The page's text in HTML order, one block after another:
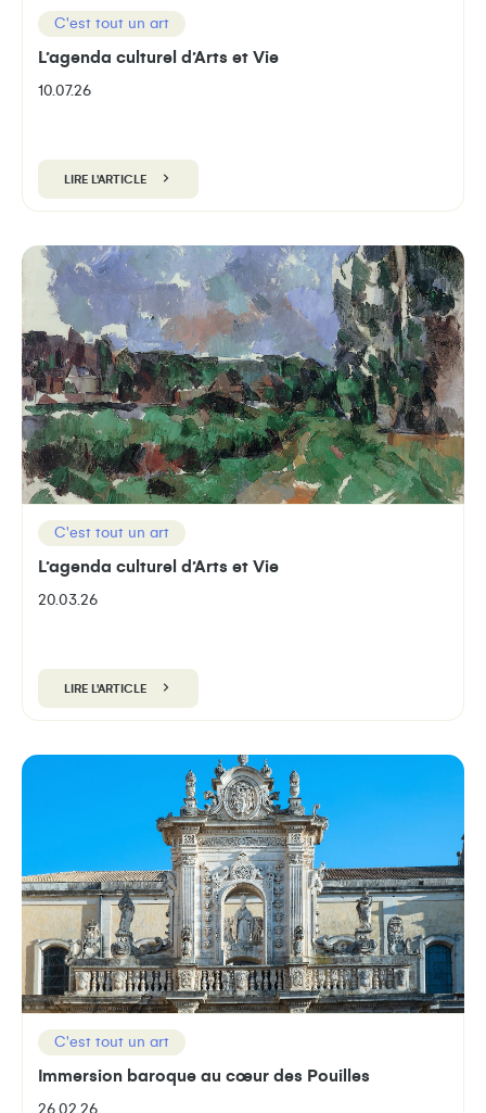
C'est tout un art
L’agenda culturel d’Arts et Vie
10.07.26
LIRE L'ARTICLE
C'est tout un art
L’agenda culturel d’Arts et Vie
20.03.26
LIRE L'ARTICLE
C'est tout un art
Immersion baroque au cœur des Pouilles
26.02.26